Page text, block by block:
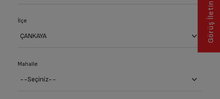
İlçe
Mahalle
Görüş İletin